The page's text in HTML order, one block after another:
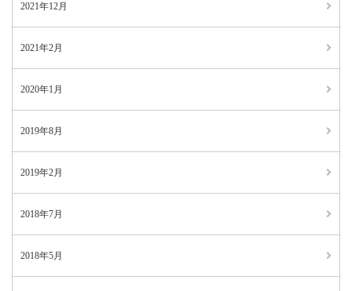
2021年12月
2021年2月
2020年1月
2019年8月
2019年2月
2018年7月
2018年5月